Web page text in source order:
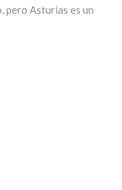
pero Asturias es un